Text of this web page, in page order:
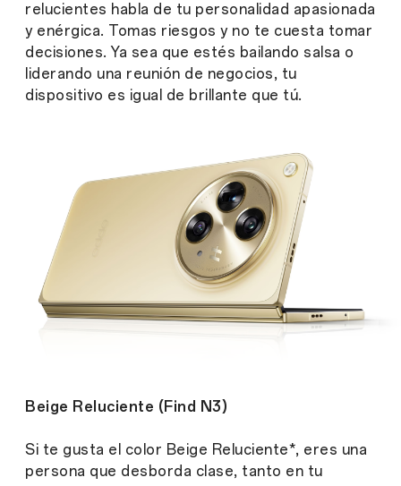
relucientes habla de tu personalidad apasionada
y enérgica. Tomas riesgos y no te cuesta tomar
decisiones. Ya sea que estés bailando salsa o
liderando una reunión de negocios, tu
dispositivo es igual de brillante que tú.
Beige Reluciente (Find N3)
Si te gusta el color Beige Reluciente*, eres una
persona que desborda clase, tanto en tu